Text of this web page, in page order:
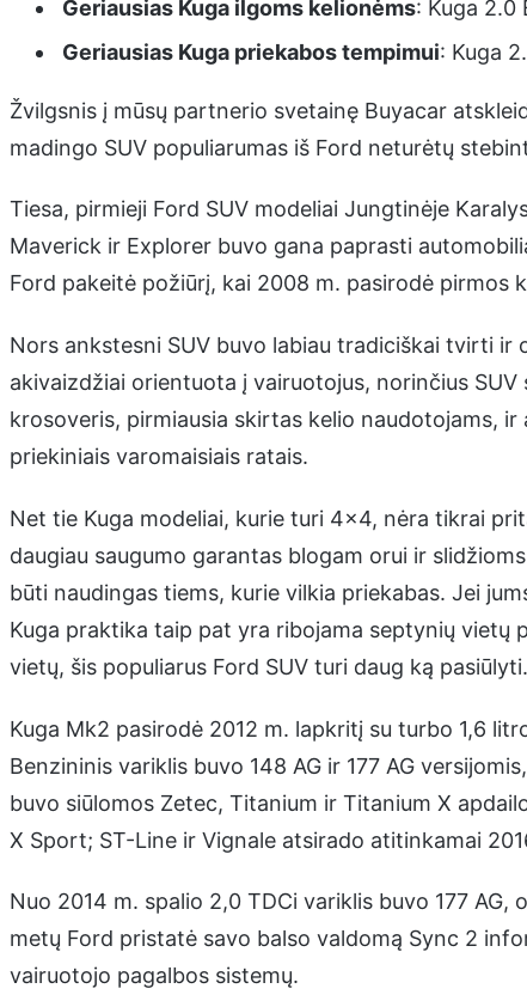
Geriausias Kuga ilgoms kelionėms: Kuga 2.0
Geriausias Kuga priekabos tempimui: Kuga
Žvilgsnis į mūsų partnerio svetainę Buyacar
madingo SUV populiarumas iš Ford neturėtų
Tiesa, pirmieji Ford SUV modeliai Jungtinėje
Maverick ir Explorer buvo gana paprasti
Ford pakeitė požiūrį, kai 2008 m. pasirodė pirmos
Nors ankstesni SUV buvo labiau tradiciškai tvirti ir
akivaizdžiai orientuota į vairuotojus, norinčius
krosoveris, pirmiausia skirtas kelio naudotojams,
priekiniais varomaisiais ratais.
Net tie Kuga modeliai, kurie turi 4×4, nėra tikrai
daugiau saugumo garantas blogam orui ir
būti naudingas tiems, kurie vilkia priekabas. Jei
Kuga praktika taip pat yra ribojama septynių vietų
vietų, šis populiarus Ford SUV turi daug ką pasiūlyti.
Kuga Mk2 pasirodė 2012 m. lapkritį su turbo 1,6
Benzininis variklis buvo 148 AG ir 177 AG
buvo siūlomos Zetec, Titanium ir Titanium X
X Sport; ST-Line ir Vignale atsirado atitinkamai
Nuo 2014 m. spalio 2,0 TDCi variklis buvo 177
metų Ford pristatė savo balso valdomą Sync 2
vairuotojo pagalbos sistemų.